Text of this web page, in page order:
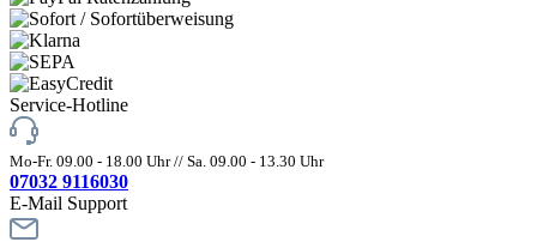
Service-Hotline
Mo-Fr. 09.00 - 18.00 Uhr // Sa. 09.00 - 13.30 Uhr
07032 9116030
E-Mail Support